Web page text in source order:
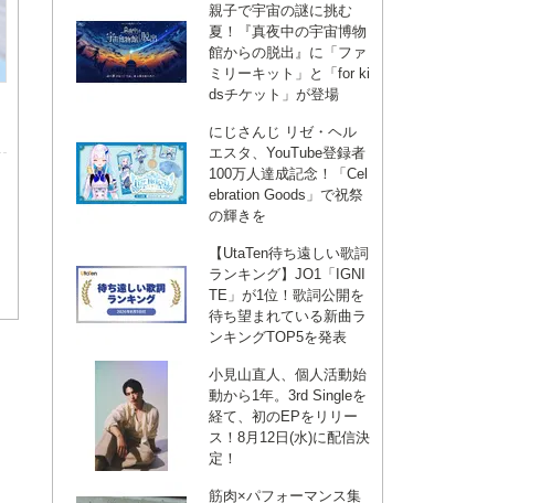
親子で宇宙の謎に挑む
夏！『真夜中の宇宙博物
館からの脱出』に「ファ
ミリーキット」と「for ki
dsチケット」が登場
にじさんじ リゼ・ヘル
エスタ、YouTube登録者
100万人達成記念！「Cel
ebration Goods」で祝祭
の輝きを
【UtaTen待ち遠しい歌詞
ランキング】JO1「IGNI
TE」が1位！歌詞公開を
待ち望まれている新曲ラ
ンキングTOP5を発表
小見山直人、個人活動始
動から1年。3rd Singleを
経て、初のEPをリリー
ス！8月12日(水)に配信決
定！
筋肉×パフォーマンス集